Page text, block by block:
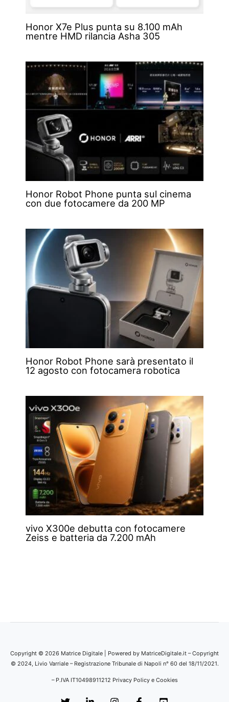
Honor X7e Plus punta su 8.100 mAh
mentre HMD rilancia Asha 305
Honor Robot Phone punta sul cinema
con due fotocamere da 200 MP
Honor Robot Phone sarà presentato il
12 agosto con fotocamera robotica
vivo X300e debutta con fotocamere
Zeiss e batteria da 7.200 mAh
Copyright © 2026 Matrice Digitale | Powered by MatriceDigitale.it – Copyright
© 2024, Livio Varriale – Registrazione Tribunale di Napoli n° 60 del 18/11/2021.
– P.IVA IT10498911212 Privacy Policy e Cookies